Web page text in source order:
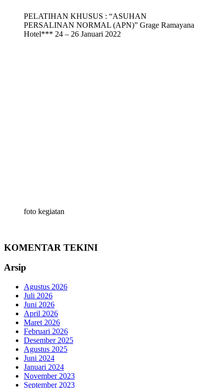
PELATIHAN KHUSUS : “ASUHAN
PERSALINAN NORMAL (APN)” Grage Ramayana
Hotel*** 24 – 26 Januari 2022
foto kegiatan
KOMENTAR TEKINI
Arsip
Agustus 2026
Juli 2026
Juni 2026
April 2026
Maret 2026
Februari 2026
Desember 2025
Agustus 2025
Juni 2024
Januari 2024
November 2023
September 2023